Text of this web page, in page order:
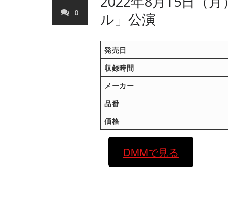
0
ル」公演
発売日
収録時間
メーカー
品番
価格
DMMで見る